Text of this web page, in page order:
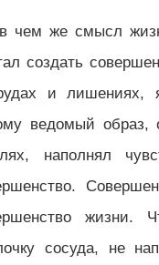
чем же смысл
создать
и лишениях,
ведомый образ,
наполнял
жизни.
сосуда, не